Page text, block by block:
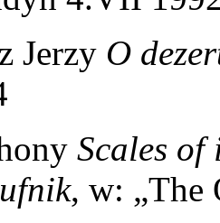
Jerzy O
Scales
, w: „The